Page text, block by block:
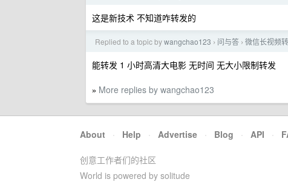
这是新技术 不知道咋转发的
Replied to a topic bywangchao123 › 问与答 › 微信长视频
能转发 1 小时高清大电影 无时间 无大小限制转发
» More replies by wangchao123
About · Help · Advertise · Blog · API ·
创意工作者们的社区
World is powered by solitude